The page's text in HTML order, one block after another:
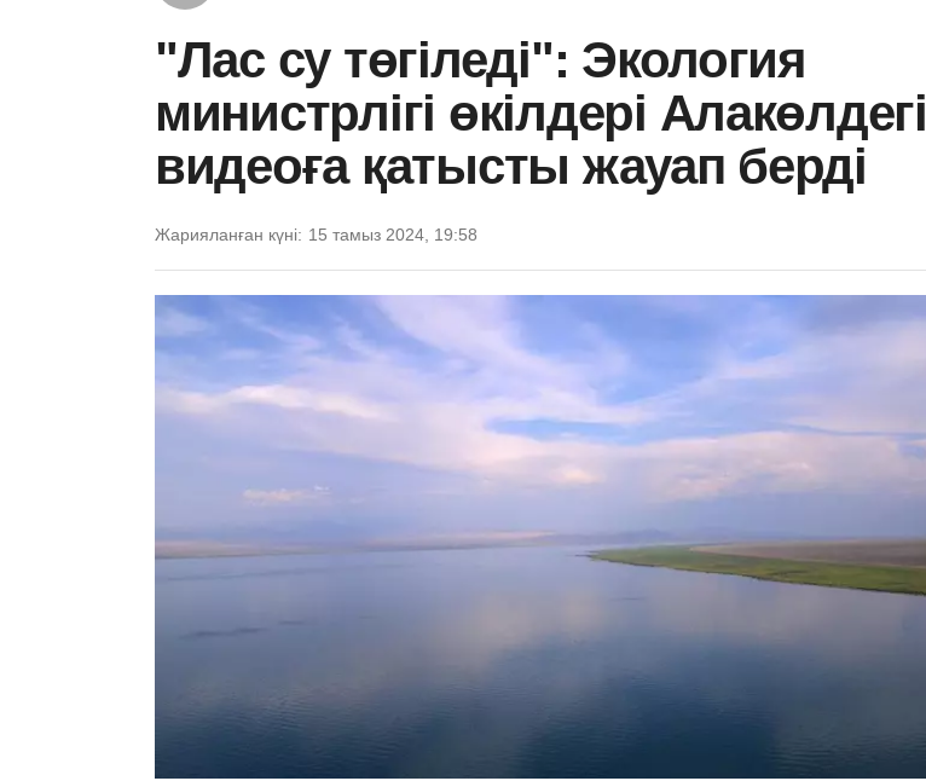
"Лас су төгіледі": Экология
министрлігі өкілдері Алакөлдегі
видеоға қатысты жауап берді
Жарияланған күні: 15 тамыз 2024, 19:58